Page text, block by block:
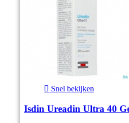
 Snel bekijken
Isdin Ureadin Ultra 40